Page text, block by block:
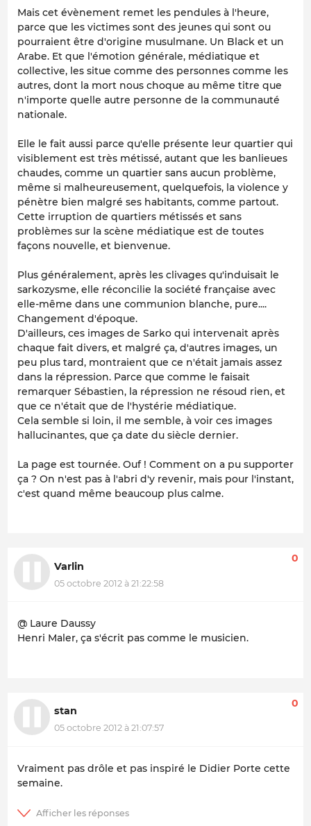
Mais cet évènement remet les pendules à l'heure,
parce que les victimes sont des jeunes qui sont ou
pourraient être d'origine musulmane. Un Black et un
Arabe. Et que l'émotion générale, médiatique et
collective, les situe comme des personnes comme les
autres, dont la mort nous choque au même titre que
n'importe quelle autre personne de la communauté
nationale.
Elle le fait aussi parce qu'elle présente leur quartier qui
visiblement est très métissé, autant que les banlieues
chaudes, comme un quartier sans aucun problème,
même si malheureusement, quelquefois, la violence y
pénètre bien malgré ses habitants, comme partout.
Cette irruption de quartiers métissés et sans
problèmes sur la scène médiatique est de toutes
façons nouvelle, et bienvenue.
Plus généralement, après les clivages qu'induisait le
sarkozysme, elle réconcilie la société française avec
elle-même dans une communion blanche, pure....
Changement d'époque.
D'ailleurs, ces images de Sarko qui intervenait après
chaque fait divers, et malgré ça, d'autres images, un
peu plus tard, montraient que ce n'était jamais assez
dans la répression. Parce que comme le faisait
remarquer Sébastien, la répression ne résoud rien, et
que ce n'était que de l'hystérie médiatique.
Cela semble si loin, il me semble, à voir ces images
hallucinantes, que ça date du siècle dernier.
La page est tournée. Ouf ! Comment on a pu supporter
ça ? On n'est pas à l'abri d'y revenir, mais pour l'instant,
c'est quand même beaucoup plus calme.
Varlin
05 octobre 2012 à 21:22:58
0
@ Laure Daussy
Henri Maler, ça s'écrit pas comme le musicien.
stan
05 octobre 2012 à 21:07:57
0
Vraiment pas drôle et pas inspiré le Didier Porte cette
semaine.